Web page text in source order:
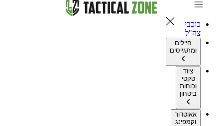
כוכבי
צה"ל
חיילים
ומתגייסים
ציוד
טקטי
וכוחות
ביטחון
אאוטדור
וקמפינג